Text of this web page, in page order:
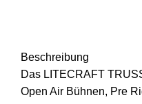
Beschreibung
Das LITECRAFT
Open Air Bühnen, Pre